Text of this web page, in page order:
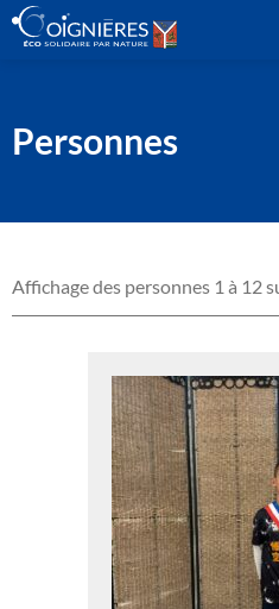
Personnes
Affichage des personnes 1 à 12